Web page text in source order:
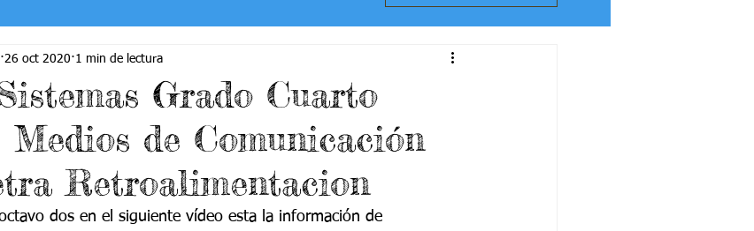
Grado 4-2 Grado 5 -1
Grado 7 -2 Grado 8 -1 Grado 8 -2
Grado Cuarto
Medios de Comunicación
Retroalimentacion
26 oct 2020 1 min de lectura
dos en el siguiente vídeo esta la información de